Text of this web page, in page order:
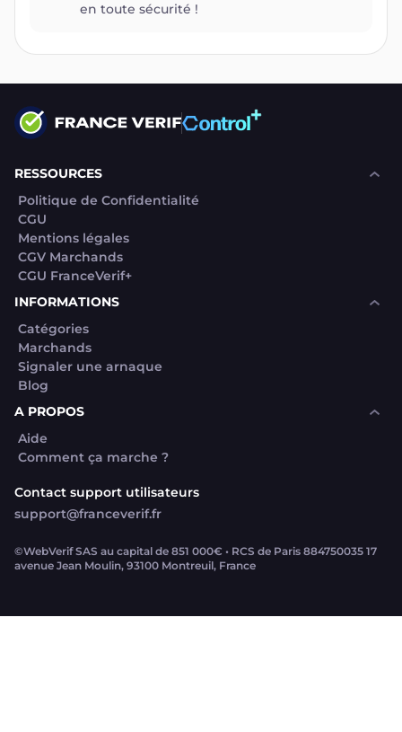
en toute sécurité !
RESSOURCES
Politique de Confidentialité
CGU
Mentions légales
CGV Marchands
CGU FranceVerif+
INFORMATIONS
Catégories
Marchands
Signaler une arnaque
Blog
A PROPOS
Aide
Comment ça marche ?
Contact support utilisateurs
support@franceverif.fr
©WebVerif SAS au capital de 851 000€ • RCS de Paris 884750035 17
avenue Jean Moulin, 93100 Montreuil, France